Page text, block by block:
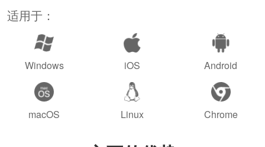
适用于：
Windows iOS Android
macOS Linux Chrome